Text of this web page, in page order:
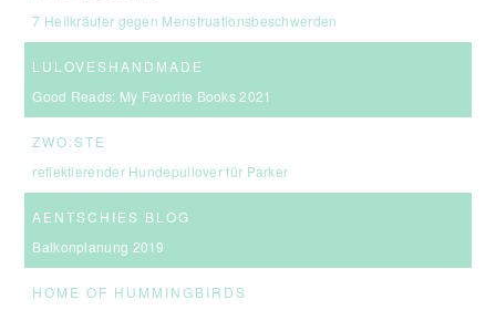
7 Heilkräuter gegen Menstruationsbeschwerden
LULOVESHANDMADE
Good Reads: My Favorite Books 2021
ZWO:STE
reflektierender Hundepullover für Parker
AENTSCHIES BLOG
Balkonplanung 2019
HOME OF HUMMINGBIRDS